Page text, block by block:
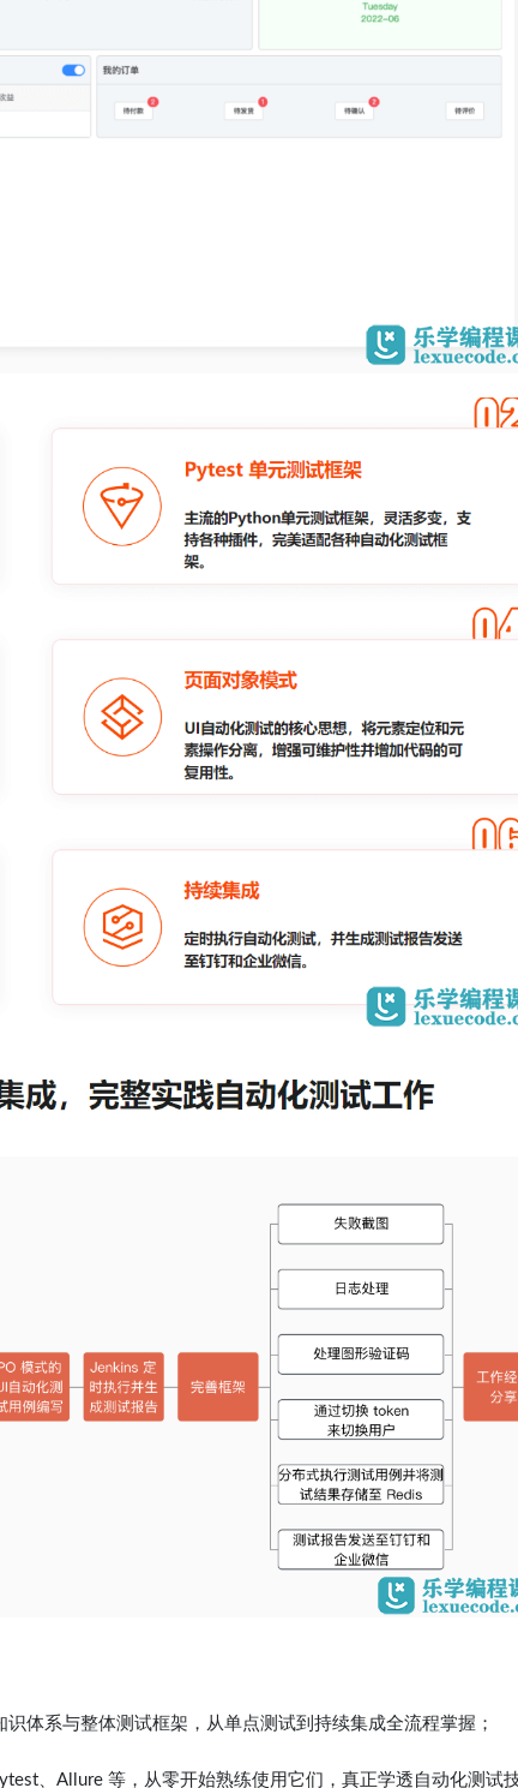
体系与整体测试框架，从单点测试到持续集成全流程掌握；
、Allure 等，从零开始熟练使用它们，真正学透自动化测试